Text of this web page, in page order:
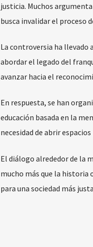
justicia. Muchos
busca invalidar el proceso
La controversia ha llevado
abordar el legado del
avanzar hacia el
En respuesta, se han
educación basada en la
necesidad de abrir
El diálogo alrededor de la
mucho más que la historia
para una sociedad más